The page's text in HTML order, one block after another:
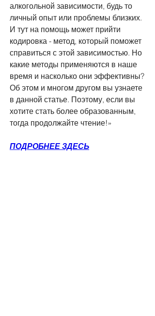
алкогольной зависимости, будь то
личный опыт или проблемы близких.
И тут на помощь может прийти
кодировка - метод, который поможет
справиться с этой зависимостью. Но
какие методы применяются в наше
время и насколько они эффективны?
Об этом и многом другом вы узнаете
в данной статье. Поэтому, если вы
хотите стать более образованным,
тогда продолжайте чтение!»
ПОДРОБНЕЕ ЗДЕСЬ